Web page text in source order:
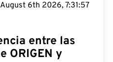
6th 2026, 7:31:58
entre las
ORIGEN y